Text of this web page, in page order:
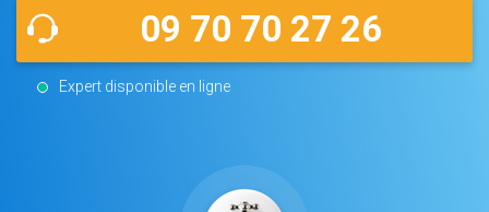
09 70 70 27 26
Expert disponible en ligne